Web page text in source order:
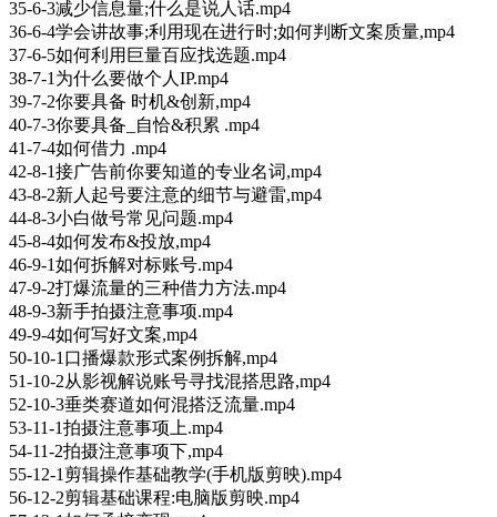
35-6-3减少信息量;什么是说人话.mp4
36-6-4学会讲故事;利用现在进行时;如何判断文案质量,mp4
37-6-5如何利用巨量百应找选题.mp4
38-7-1为什么要做个人IP.mp4
39-7-2你要具备 时机&创新,mp4
40-7-3你要具备_自恰&积累 .mp4
41-7-4如何借力 .mp4
42-8-1接广告前你要知道的专业名词,mp4
43-8-2新人起号要注意的细节与避雷,mp4
44-8-3小白做号常见问题.mp4
45-8-4如何发布&投放,mp4
46-9-1如何拆解对标账号.mp4
47-9-2打爆流量的三种借力方法.mp4
48-9-3新手拍摄注意事项.mp4
49-9-4如何写好文案,mp4
50-10-1口播爆款形式案例拆解,mp4
51-10-2从影视解说账号寻找混搭思路,mp4
52-10-3垂类赛道如何混搭泛流量.mp4
53-11-1拍摄注意事项上.mp4
54-11-2拍摄注意事项下,mp4
55-12-1剪辑操作基础教学(手机版剪映).mp4
56-12-2剪辑基础课程:电脑版剪映.mp4